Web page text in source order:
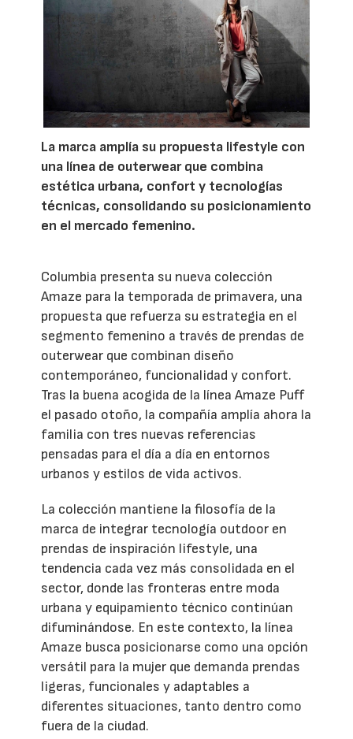
La marca amplía su propuesta lifestyle con
una línea de outerwear que combina
estética urbana, confort y tecnologías
técnicas, consolidando su posicionamiento
en el mercado femenino.
Columbia presenta su nueva colección
Amaze para la temporada de primavera, una
propuesta que refuerza su estrategia en el
segmento femenino a través de prendas de
outerwear que combinan diseño
contemporáneo, funcionalidad y confort.
Tras la buena acogida de la línea Amaze Puff
el pasado otoño, la compañía amplía ahora la
familia con tres nuevas referencias
pensadas para el día a día en entornos
urbanos y estilos de vida activos.
La colección mantiene la filosofía de la
marca de integrar tecnología outdoor en
prendas de inspiración lifestyle, una
tendencia cada vez más consolidada en el
sector, donde las fronteras entre moda
urbana y equipamiento técnico continúan
difuminándose. En este contexto, la línea
Amaze busca posicionarse como una opción
versátil para la mujer que demanda prendas
ligeras, funcionales y adaptables a
diferentes situaciones, tanto dentro como
fuera de la ciudad.